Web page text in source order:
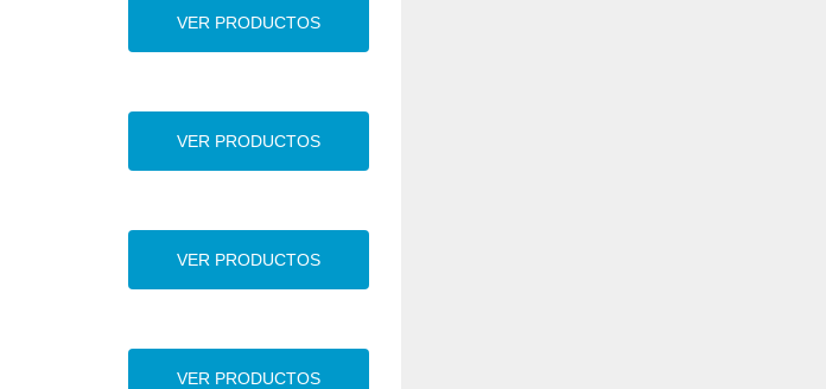
VER PRODUCTOS
VER PRODUCTOS
VER PRODUCTOS
VER PRODUCTOS